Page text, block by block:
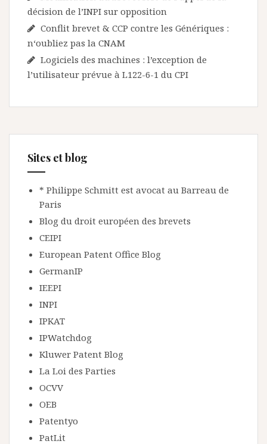
décision de l’INPI sur opposition
Conflit brevet & CCP contre les Génériques :
n‘oubliez pas la CNAM
Logiciels des machines : l’exception de
l’utilisateur prévue à L122-6-1 du CPI
Sites et blog
* Philippe Schmitt est avocat au Barreau de
Paris
Blog du droit européen des brevets
CEIPI
European Patent Office Blog
GermanIP
IEEPI
INPI
IPKAT
IPWatchdog
Kluwer Patent Blog
La Loi des Parties
OCVV
OEB
Patentyo
PatLit